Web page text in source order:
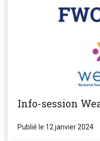
Info-session
Publié le 12 janvier 2024